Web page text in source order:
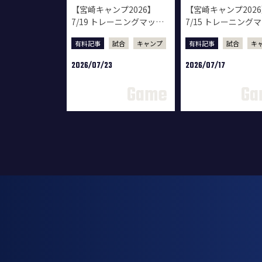
【宮崎キャンプ2026】
7/19 トレーニングマッチ
有料記事 試合 キャンプ
2026/07/23
【宮崎キャンプ
7/15 トレーニング
ロ宮崎
有料記事 試合 キ
2026/07/17